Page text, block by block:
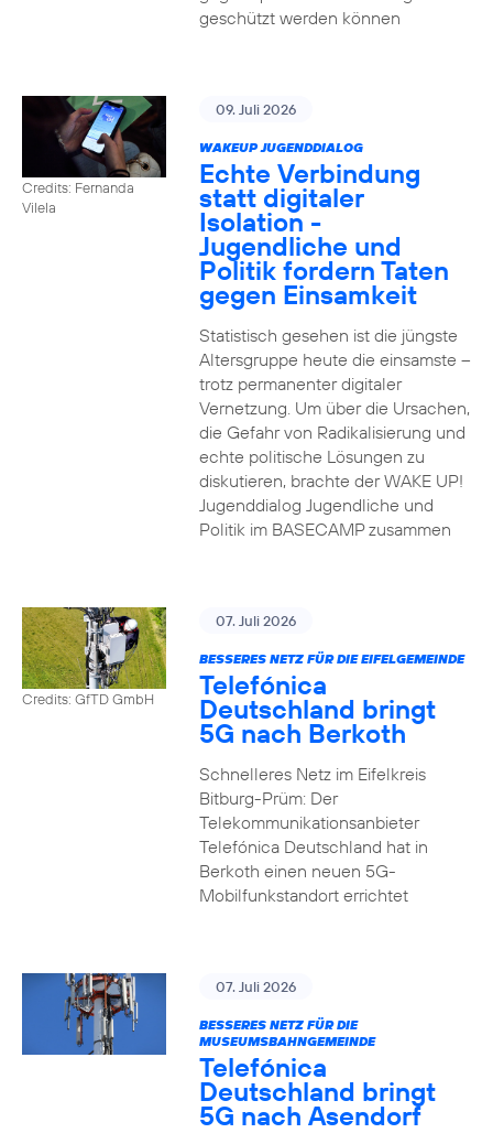
geschützt werden können
Credits: Fernanda
Vilela
09. Juli 2026
WAKEUP JUGENDDIALOG
Echte Verbindung
statt digitaler
Isolation -
Jugendliche und
Politik fordern Taten
gegen Einsamkeit
Statistisch gesehen ist die jüngste
Altersgruppe heute die einsamste –
trotz permanenter digitaler
Vernetzung. Um über die Ursachen,
die Gefahr von Radikalisierung und
echte politische Lösungen zu
diskutieren, brachte der WAKE UP!
Jugenddialog Jugendliche und
Politik im BASECAMP zusammen
Credits: GfTD GmbH
07. Juli 2026
BESSERES NETZ FÜR DIE EIFELGEMEINDE
Telefónica
Deutschland bringt
5G nach Berkoth
Schnelleres Netz im Eifelkreis
Bitburg-Prüm: Der
Telekommunikationsanbieter
Telefónica Deutschland hat in
Berkoth einen neuen 5G-
Mobilfunkstandort errichtet
07. Juli 2026
BESSERES NETZ FÜR DIE
MUSEUMSBAHNGEMEINDE
Telefónica
Deutschland bringt
5G nach Asendorf